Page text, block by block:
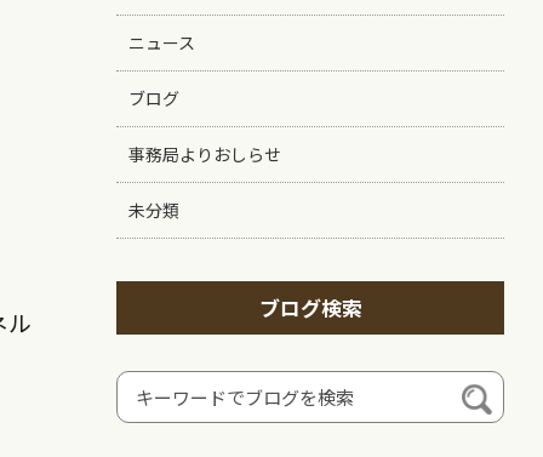
ル
ニュース
ブログ
事務局よりおしらせ
未分類
ブログ検索